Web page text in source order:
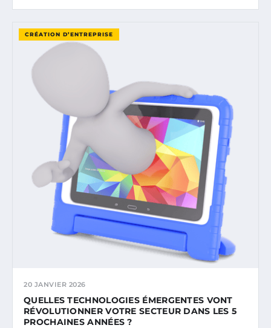
CRÉATION D’ENTREPRISE
20 JANVIER 2026
QUELLES TECHNOLOGIES ÉMERGENTES VONT
RÉVOLUTIONNER VOTRE SECTEUR DANS LES 5
PROCHAINES ANNÉES ?